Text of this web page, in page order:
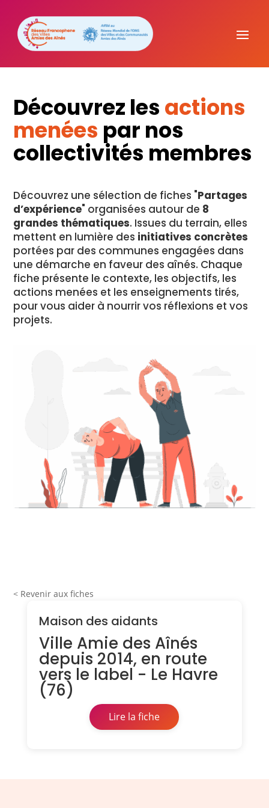
Découvrez les actions
menées par nos
collectivités membres
Découvrez une sélection de fiches "Partages
d’expérience" organisées autour de 8
grandes thématiques. Issues du terrain, elles
mettent en lumière des initiatives concrètes
portées par des communes engagées dans
une démarche en faveur des aînés. Chaque
fiche présente le contexte, les objectifs, les
actions menées et les enseignements tirés,
pour vous aider à nourrir vos réflexions et vos
projets.
< Revenir aux fiches
Maison des aidants
Ville Amie des Aînés
depuis 2014, en route
vers le label - Le Havre
(76)
Lire la fiche